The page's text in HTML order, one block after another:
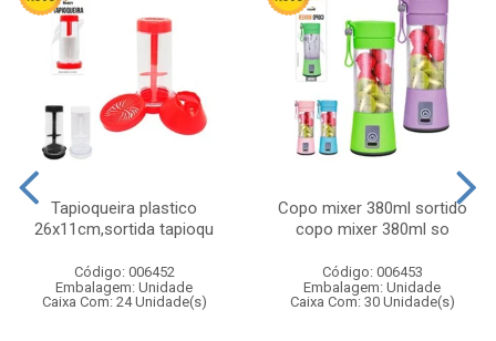
Tapioqueira plastico
26x11cm,sortida tapioqu
Código: 006452
Embalagem: Unidade
Caixa Com: 24 Unidade(s)
Copo mixer 380ml sortido
copo mixer 380ml so
Código: 006453
Embalagem: Unidade
Caixa Com: 30 Unidade(s)